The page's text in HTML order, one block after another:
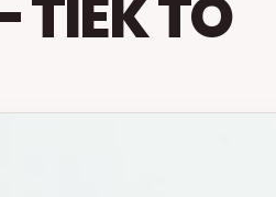
TIEK TO